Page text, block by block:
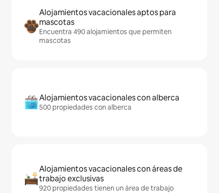
Alojamientos vacacionales aptos para
mascotas
Encuentra 490 alojamientos que permiten
mascotas
Alojamientos vacacionales con alberca
500 propiedades con alberca
Alojamientos vacacionales con áreas de
trabajo exclusivas
920 propiedades tienen un área de trabajo